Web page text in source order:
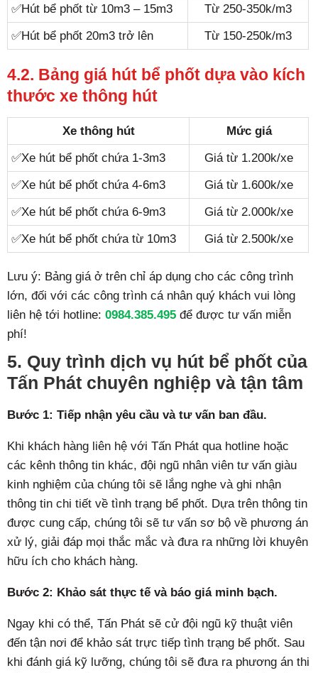
✅Hút bể phốt từ 10m3 – 15m3
Từ 250-350k/m3
✅Hút bể phốt 20m3 trở lên
Từ 150-250k/m3
4.2. Bảng giá hút bể phốt dựa vào kích
thước xe thông hút
Xe thông hút
Mức giá
✅Xe hút bể phốt chứa 1-3m3
Giá từ 1.200k/xe
✅Xe hút bể phốt chứa 4-6m3
Giá từ 1.600k/xe
✅Xe hút bể phốt chứa 6-9m3
Giá từ 2.000k/xe
✅Xe hút bể phốt chứa từ 10m3
Giá từ 2.500k/xe
Lưu ý: Bảng giá ở trên chỉ áp dụng cho các công trình
lớn, đối với các công trình cá nhân quý khách vui lòng
liên hệ tới hotline: 0984.385.495 để được tư vấn miễn
phí!
5. Quy trình dịch vụ hút bể phốt của
Tấn Phát chuyên nghiệp và tận tâm
Bước 1: Tiếp nhận yêu cầu và tư vấn ban đầu.
Khi khách hàng liên hệ với Tấn Phát qua hotline hoặc
các kênh thông tin khác, đội ngũ nhân viên tư vấn giàu
kinh nghiệm của chúng tôi sẽ lắng nghe và ghi nhận
thông tin chi tiết về tình trạng bể phốt. Dựa trên thông tin
được cung cấp, chúng tôi sẽ tư vấn sơ bộ về phương án
xử lý, giải đáp mọi thắc mắc và đưa ra những lời khuyên
hữu ích cho khách hàng.
Bước 2: Khảo sát thực tế và báo giá minh bạch.
Ngay khi có thể, Tấn Phát sẽ cử đội ngũ kỹ thuật viên
đến tận nơi để khảo sát trực tiếp tình trạng bể phốt. Sau
khi đánh giá kỹ lưỡng, chúng tôi sẽ đưa ra phương án thi